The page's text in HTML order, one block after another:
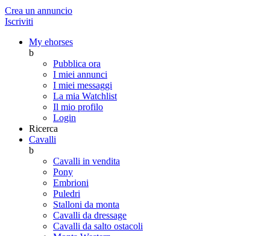
Crea un annuncio
Iscriviti
My ehorses
b
Pubblica ora
I miei annunci
I miei messaggi
La mia Watchlist
Il mio profilo
Login
Ricerca
Cavalli
b
Cavalli in vendita
Pony
Embrioni
Puledri
Stalloni da monta
Cavalli da dressage
Cavalli da salto ostacoli